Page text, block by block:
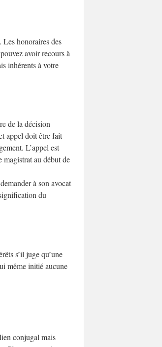
Les honoraires des
avoir recours à
inhérents à votre
de la décision
appel doit être fait
L’appel est
magistrat au début de
à son avocat
du
s’il juge qu’une
même initié aucune
conjugal mais